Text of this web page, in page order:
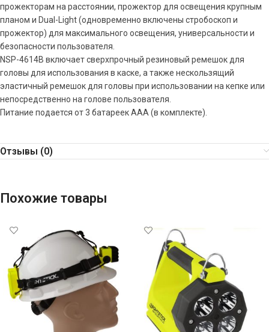
прожекторам на расстоянии, прожектор для освещения крупным
планом и Dual-Light (одновременно включены стробоскоп и
прожектор) для максимального освещения, универсальности и
безопасности пользователя.
NSP-4614B включает сверхпрочный резиновый ремешок для
головы для использования в каске, а также нескользящий
эластичный ремешок для головы при использовании на кепке или
непосредственно на голове пользователя.
Питание подается от 3 батареек ААА (в комплекте).
Отзывы (0)
Похожие товары